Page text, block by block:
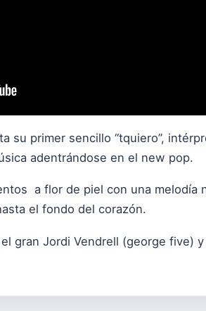
su primer sencillo “tquiero”,
adentrándose en el new pop.
a flor de piel con una melodía
el fondo del corazón.
gran Jordi Vendrell (george five)